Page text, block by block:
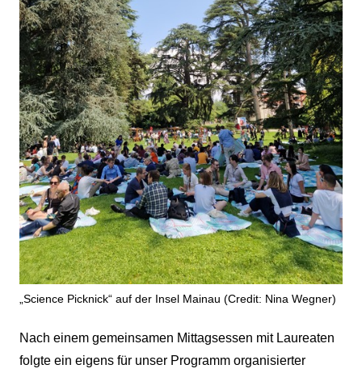
„Science Picknick“ auf der Insel Mainau (Credit: Nina Wegner)
Nach einem gemeinsamen Mittagsessen mit Laureaten
folgte ein eigens für unser Programm organisierter